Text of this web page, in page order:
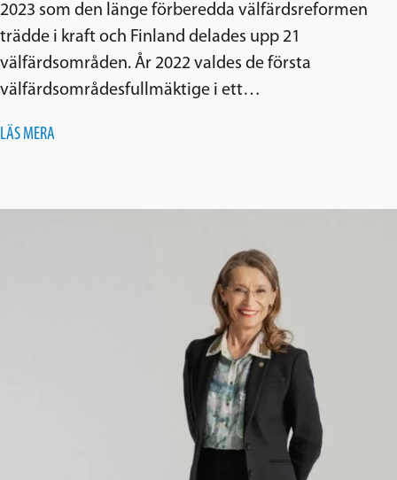
2023 som den länge förberedda välfärdsreformen
trädde i kraft och Finland delades upp 21
välfärdsområden. År 2022 valdes de första
välfärdsområdesfullmäktige i ett…
LÄS MERA